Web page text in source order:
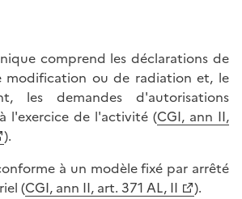
comprend les déclarations de
modification ou de radiation et, le
les demandes d'autorisations
l'exercice de l'activité (CGI, ann II,
).
à un modèle fixé par arrêté
(CGI, ann II, art. 371 AL, II
).